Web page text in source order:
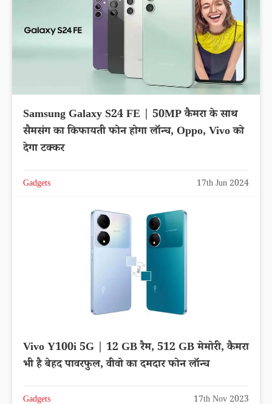
Samsung Galaxy S24 FE | 50MP कैमरा के साथ
सैमसंग का किफायती फोन होगा लॉन्च, Oppo, Vivo को
देगा टक्कर
Gadgets 17th Jun 2024
Vivo Y100i 5G | 12 GB रैम, 512 GB मेमोरी, कैमरा
भी है बेहद पावरफुल, वीवो का दमदार फोन लॉन्च
Gadgets 17th Nov 2023